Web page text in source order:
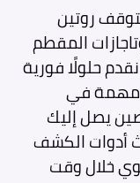
روتين
المقطم
حلولًا فورية
مهمة في
يصل إليك
أدوات الكشف
خلال وقت